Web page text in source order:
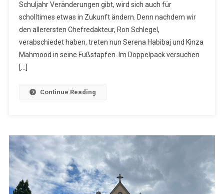
Der
Chefetage
Schuljahr Veränderungen gibt, wird sich auch für
scholltimes etwas in Zukunft ändern. Denn nachdem wir
den allerersten Chefredakteur, Ron Schlegel,
verabschiedet haben, treten nun Serena Habibaj und Kinza
Mahmood in seine Fußstapfen. Im Doppelpack versuchen
[…]
Continue Reading